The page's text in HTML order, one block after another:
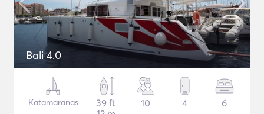
Bali 4.0
Katamaranas
39 ft
10 4 6